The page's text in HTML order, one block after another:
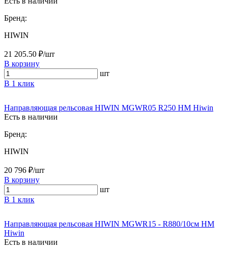
Бренд:
HIWIN
21 205.50 ₽/шт
В корзину
шт
В 1 клик
Направляющая рельсовая HIWIN MGWR05 R250 HM Hiwin
Есть в наличии
Бренд:
HIWIN
20 796 ₽/шт
В корзину
шт
В 1 клик
Направляющая рельсовая HIWIN MGWR15 - R880/10см HM
Hiwin
Есть в наличии